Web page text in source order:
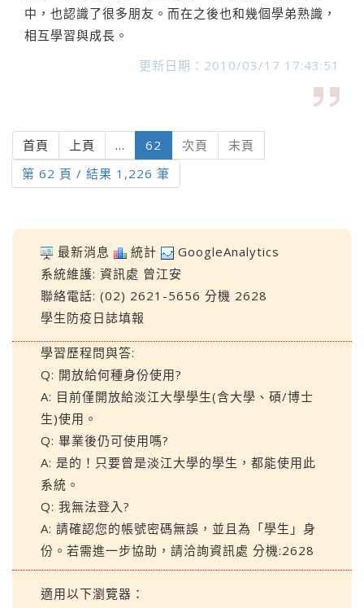
中，也認識了很多朋友。而在之後也和幾個學弟熟識，
相互學習與成長。
更新日期：2010/03/17 17:43:51
首頁 上頁 ... 62 (current)
次頁
末頁
第 62 頁 / 結果 1,226 筆
最新消息 統計
GoogleAnalytics
系統維護: 資訊處 曾江安
聯絡電話: (02) 2621-5656 分機 2628
學生防疫日誌填報
學習歷程問與答:
Q: 開放給何種身份使用?
A: 目前僅開放給淡江大學學生(含大學、碩/博士
生)使用。
Q: 畢業後仍可使用嗎?
A: 是的！只要曾是淡江大學的學生，都能使用此
系統。
Q: 我無法登入?
A: 請確認您的帳號密碼無誤，並且為「學生」身
份。若需進一步協助，請洽詢資訊處 分機:2628
適用以下瀏覽器：